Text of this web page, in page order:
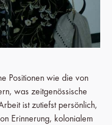
Positionen wie die von
was zeitgenössische
ist zutiefst persönlich,
Erinnerung, kolonialem